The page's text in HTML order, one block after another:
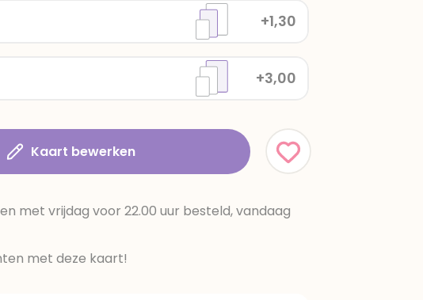
+3,00
+1,30
Kaart bewerken
met vrijdag voor 22.00 uur besteld, vandaag
met deze kaart!